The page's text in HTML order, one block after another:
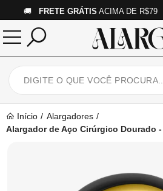
🚚 FRETE GRÁTIS ACIMA DE
Início
Alargadores
Alargador de Aço Cirúrgico Dourado